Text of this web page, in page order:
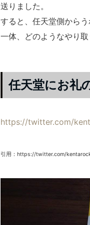
送りました。
すると、任天堂側からう
一体、どのようなやり
任天堂にお礼
https://twitter.com/
引用：https://twitter.com/